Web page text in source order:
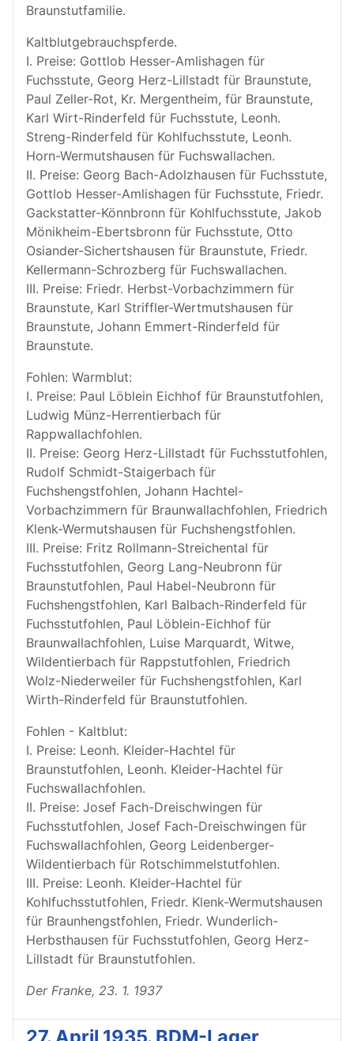
Braunstutfamilie.
Kaltblutgebrauchspferde.
I. Preise: Gottlob Hesser-Amlishagen für
Fuchsstute, Georg Herz-Lillstadt für Braunstute,
Paul Zeller-Rot, Kr. Mergentheim, für Braunstute,
Karl Wirt-Rinderfeld für Fuchsstute, Leonh.
Streng-Rinderfeld für Kohlfuchsstute, Leonh.
Horn-Wermutshausen für Fuchswallachen.
II. Preise: Georg Bach-Adolzhausen für Fuchsstute,
Gottlob Hesser-Amlishagen für Fuchsstute, Friedr.
Gackstatter-Könnbronn für Kohlfuchsstute, Jakob
Mönikheim-Ebertsbronn für Fuchsstute, Otto
Osiander-Sichertshausen für Braunstute, Friedr.
Kellermann-Schrozberg für Fuchswallachen.
III. Preise: Friedr. Herbst-Vorbachzimmern für
Braunstute, Karl Striffler-Wertmutshausen für
Braunstute, Johann Emmert-Rinderfeld für
Braunstute.
Fohlen: Warmblut:
I. Preise: Paul Löblein Eichhof für Braunstutfohlen,
Ludwig Münz-Herrentierbach für
Rappwallachfohlen.
II. Preise: Georg Herz-Lillstadt für Fuchsstutfohlen,
Rudolf Schmidt-Staigerbach für
Fuchshengstfohlen, Johann Hachtel-
Vorbachzimmern für Braunwallachfohlen, Friedrich
Klenk-Wermutshausen für Fuchshengstfohlen.
III. Preise: Fritz Rollmann-Streichental für
Fuchsstutfohlen, Georg Lang-Neubronn für
Braunstutfohlen, Paul Habel-Neubronn für
Fuchshengstfohlen, Karl Balbach-Rinderfeld für
Fuchsstutfohlen, Paul Löblein-Eichhof für
Braunwallachfohlen, Luise Marquardt, Witwe,
Wildentierbach für Rappstutfohlen, Friedrich
Wolz-Niederweiler für Fuchshengstfohlen, Karl
Wirth-Rinderfeld für Braunstutfohlen.
Fohlen - Kaltblut:
I. Preise: Leonh. Kleider-Hachtel für
Braunstutfohlen, Leonh. Kleider-Hachtel für
Fuchswallachfohlen.
II. Preise: Josef Fach-Dreischwingen für
Fuchsstutfohlen, Josef Fach-Dreischwingen für
Fuchswallachfohlen, Georg Leidenberger-
Wildentierbach für Rotschimmelstutfohlen.
III. Preise: Leonh. Kleider-Hachtel für
Kohlfuchsstutfohlen, Friedr. Klenk-Wermutshausen
für Braunhengstfohlen, Friedr. Wunderlich-
Herbsthausen für Fuchsstutfohlen, Georg Herz-
Lillstadt für Braunstutfohlen.
Der Franke, 23. 1. 1937